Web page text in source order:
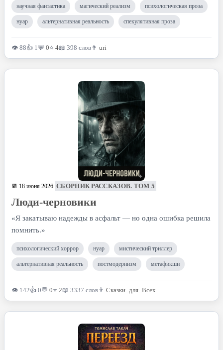
научная фантастика магический реализм психологическая проза
нуар альтернативная реальность спекулятивная проза
👁 88👍 1💬 0⭐ 4📖 398 слов 👨 uri
📆 18 июня 2026 СБОРНИК РАССКАЗОВ. ТОМ 5
Люди-черновики
«Я закатываю надежды в асфальт — но одна ошибка решила
помнить.»
психологический хоррор нуар мистический триллер
альтернативная реальность постмодернизм метафикшн
👁 142👍 0💬 0⭐ 2📖 3337 слов 👨 Сказки_для_Всех